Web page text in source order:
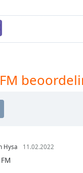
Hysa 11.02.2022